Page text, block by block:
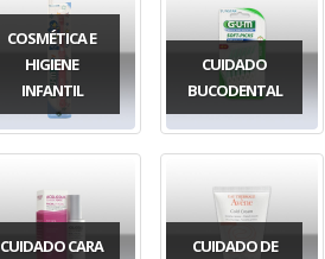
COSMÉTICA E
HIGIENE
INFANTIL
CUIDADO
BUCODENTAL
CUIDADO CARA
CUIDADO DE